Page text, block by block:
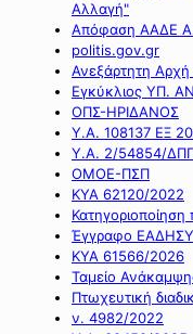
Αλλαγή"
Απόφαση ΑΑΔΕ
politis.gov.gr
Ανεξάρτητη
Εγκύκλιος ΥΠ.
ΟΠΣ-ΗΡΙΔΑΝΟΣ
Υ.Α. 108137 ΕΞ
Υ.Α. 2/54854/
ΟΜΟΕ-ΠΣΠ
ΚΥΑ 62120/2022
Έγγραφο
ΚΥΑ 61566/2026
Ταμείο
Πτωχευτική
ν. 4982/2022